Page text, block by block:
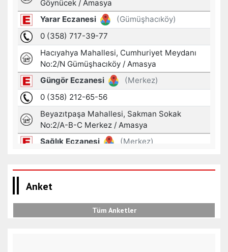
Anket
Tüm Anketler